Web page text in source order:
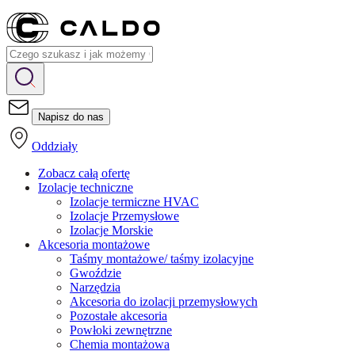
Napisz do nas
Oddziały
Zobacz całą ofertę
Izolacje techniczne
Izolacje termiczne HVAC
Izolacje Przemysłowe
Izolacje Morskie
Akcesoria montażowe
Taśmy montażowe/ taśmy izolacyjne
Gwoździe
Narzędzia
Akcesoria do izolacji przemysłowych
Pozostałe akcesoria
Powłoki zewnętrzne
Chemia montażowa